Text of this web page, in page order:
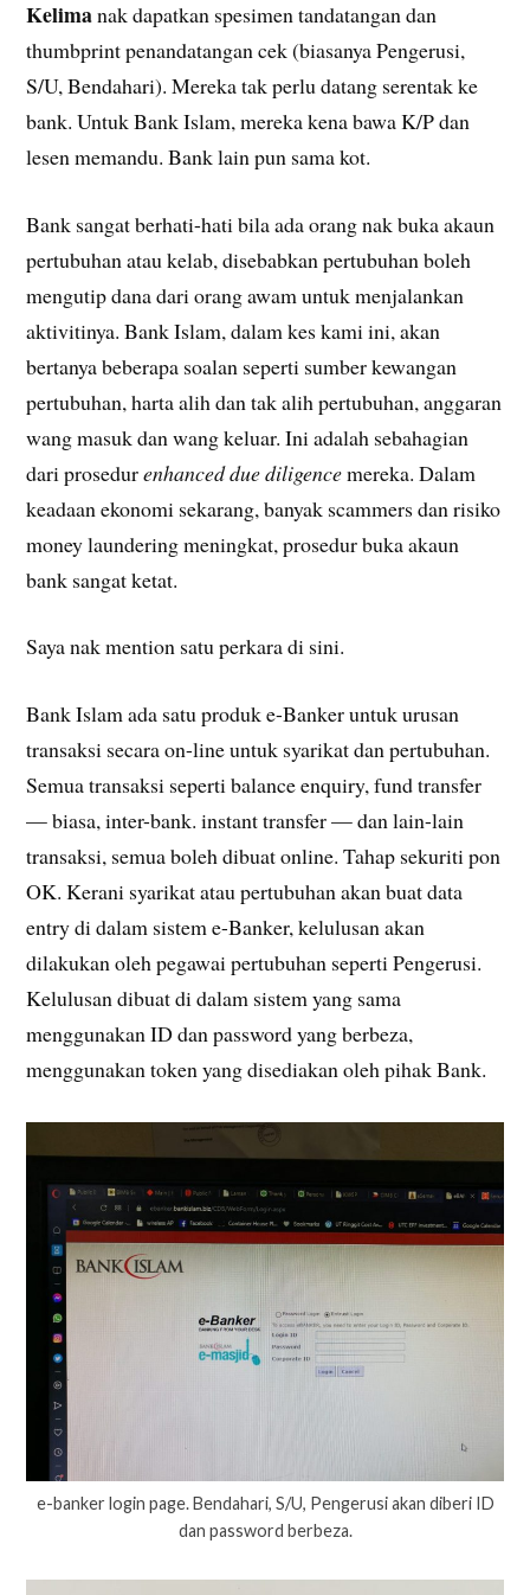
Kelimanak dapatkan spesimen tandatangan dan
thumbprint penandatangan cek (biasanya Pengerusi,
S/U, Bendahari). Mereka tak perlu datang serentak ke
bank. Untuk Bank Islam, mereka kena bawa K/P dan
lesen memandu. Bank lain pun sama kot.
Bank sangat berhati-hati bila ada orang nak buka akaun
pertubuhan atau kelab, disebabkan pertubuhan boleh
mengutip dana dari orang awam untuk menjalankan
aktivitinya. Bank Islam, dalam kes kami ini, akan
bertanya beberapa soalan seperti sumber kewangan
pertubuhan, harta alih dan tak alih pertubuhan, anggaran
wang masuk dan wang keluar. Ini adalah sebahagian
dari prosedurenhanced due diligencemereka. Dalam
keadaan ekonomi sekarang, banyak scammers dan risiko
money laundering meningkat, prosedur buka akaun
bank sangat ketat.
Saya nak mention satu perkara di sini.
Bank Islam ada satu produk e-Banker untuk urusan
transaksi secara on-line untuk syarikat dan pertubuhan.
Semua transaksi seperti balance enquiry, fund transfer
— biasa, inter-bank. instant transfer — dan lain-lain
transaksi, semua boleh dibuat online. Tahap sekuriti pon
OK. Kerani syarikat atau pertubuhan akan buat data
entry di dalam sistem e-Banker, kelulusan akan
dilakukan oleh pegawai pertubuhan seperti Pengerusi.
Kelulusan dibuat di dalam sistem yang sama
menggunakan ID dan password yang berbeza,
menggunakan token yang disediakan oleh pihak Bank.
e-banker login page. Bendahari, S/U, Pengerusi akan diberi ID
dan password berbeza.